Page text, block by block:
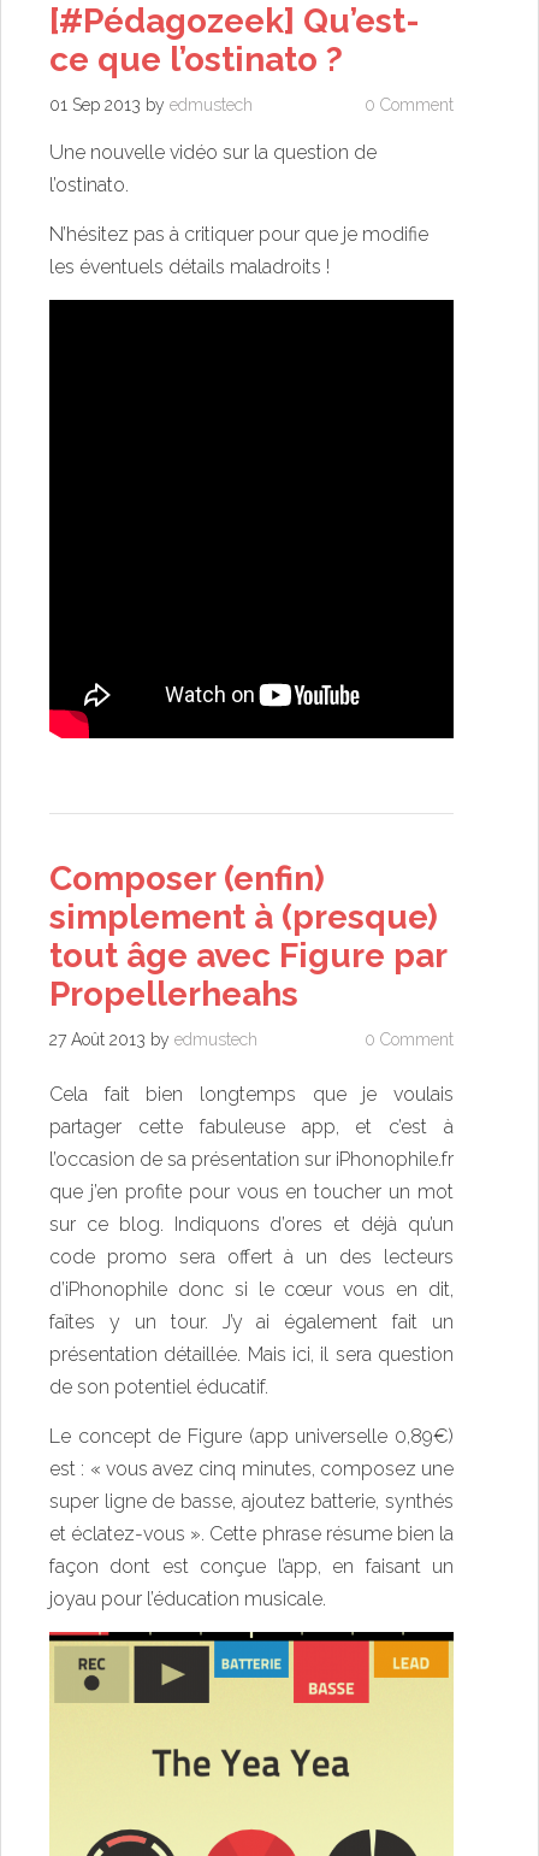
[#Pédagozeek] Qu’est-
ce que l’ostinato ?
01 Sep 2013 by edmustech 0 Comment
Une nouvelle vidéo sur la question de
l’ostinato.
N’hésitez pas à critiquer pour que je modifie
les éventuels détails maladroits !
Composer (enfin)
simplement à (presque)
tout âge avec Figure par
Propellerheahs
27 Août 2013 by edmustech 0 Comment
Cela fait bien longtemps que je voulais
partager cette fabuleuse app, et c’est à
l’occasion de sa présentation sur iPhonophile.fr
que j’en profite pour vous en toucher un mot
sur ce blog. Indiquons d’ores et déjà qu’un
code promo sera offert à un des lecteurs
d’iPhonophile donc si le cœur vous en dit,
faîtes y un tour. J’y ai également fait un
présentation détaillée. Mais ici, il sera question
de son potentiel éducatif.
Le concept de Figure (app universelle 0,89€)
est : « vous avez cinq minutes, composez une
super ligne de basse, ajoutez batterie, synthés
et éclatez-vous ». Cette phrase résume bien la
façon dont est conçue l’app, en faisant un
joyau pour l’éducation musicale.